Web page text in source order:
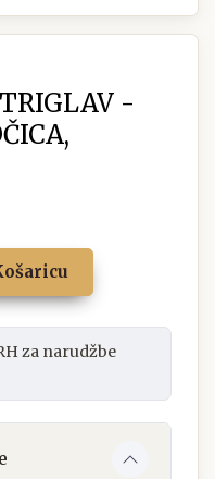
TRIGLAV -
za narudžbe